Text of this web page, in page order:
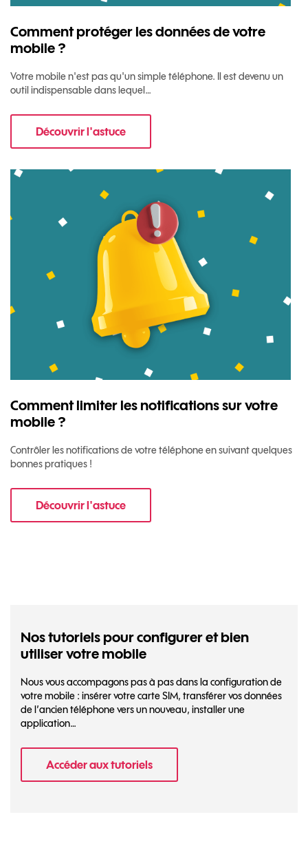
Comment protéger les données de votre
mobile ?
Votre mobile n'est pas qu'un simple téléphone. Il est devenu un
outil indispensable dans lequel…
Découvrir l'astucepour Comment protéger les données de
Comment limiter les notifications sur votre
mobile ?
Contrôler les notifications de votre téléphone en suivant quelques
bonnes pratiques !
Découvrir l'astucepour Comment limiter les notifications sur
Nos tutoriels pour configurer et bien
utiliser votre mobile
Nous vous accompagons pas à pas dans la configuration de
votre mobile : insérer votre carte SIM, transférer vos données
de l’ancien téléphone vers un nouveau, installer une
application…
Accéder aux tutoriels- Nos tutoriels pour configurer et bien